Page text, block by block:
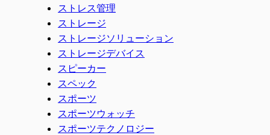
ストレス管理
ストレージ
ストレージソリューション
ストレージデバイス
スピーカー
スペック
スポーツ
スポーツウォッチ
スポーツテクノロジー